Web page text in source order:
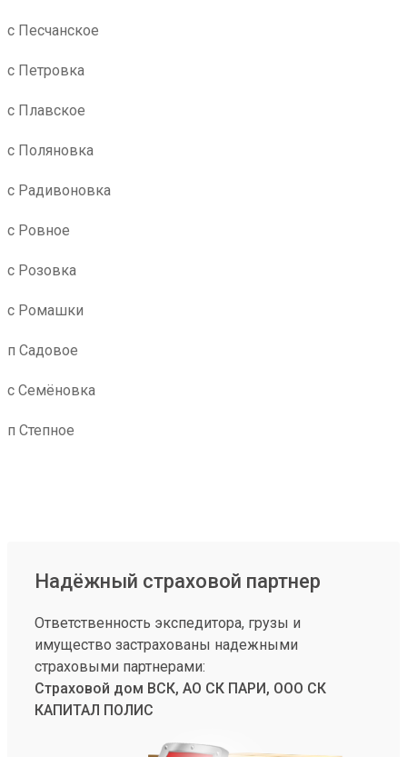
с Песчанское
с Петровка
с Плавское
с Поляновка
с Радивоновка
с Ровное
с Розовка
с Ромашки
п Садовое
с Семёновка
п Степное
Надёжный страховой партнер
Ответственность экспедитора, грузы и
имущество застрахованы надежными
страховыми партнерами:
Страховой дом ВСК, АО СК ПАРИ, ООО СК
КАПИТАЛ ПОЛИС